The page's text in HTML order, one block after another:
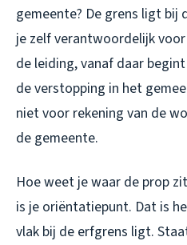
gemeente? De grens ligt bij
je zelf verantwoordelijk
de leiding, vanaf daar
de verstopping in het
niet voor rekening van de
de gemeente.
Hoe weet je waar de prop
is je oriëntatiepunt. Dat is
vlak bij de erfgrens ligt.